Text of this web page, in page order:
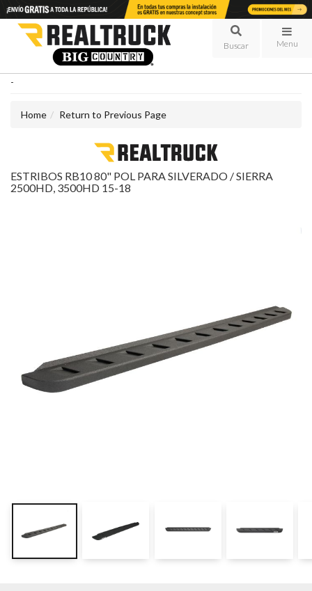
Menu
-
Home Return to Previous Page
ESTRIBOS RB10 80" POL PARA SILVERADO / SIERRA
2500HD, 3500HD 15-18